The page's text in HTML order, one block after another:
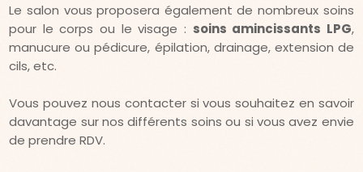
Le salon vous proposera également de nombreux soins
pour le corps ou le visage : soins amincissants LPG,
manucure ou pédicure, épilation, drainage, extension de
cils, etc.
Vous pouvez nous contacter si vous souhaitez en savoir
davantage sur nos différents soins ou si vous avez envie
de prendre RDV.